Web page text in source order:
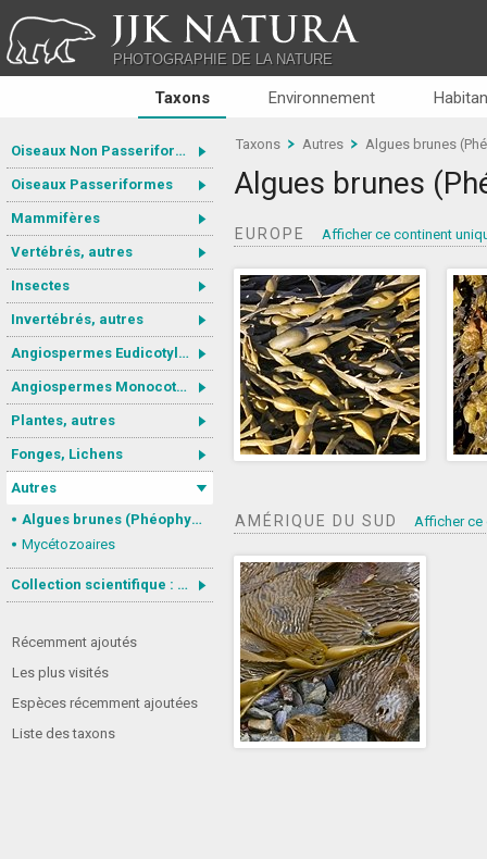
JJK NATURA
PHOTOGRAPHIE DE LA NATURE
Taxons Environnement
Oiseaux Non Passeriformes
Oiseaux Passeriformes
Mammifères
Vertébrés, autres
Insectes
Invertébrés, autres
Angiospermes Eudicotylédones
Angiospermes Monocotylédones
Plantes, autres
Fonges, Lichens
Autres
Algues brunes (Phéophycées)
Mycétozoaires
Collection scientifique : Gastrotricha
Récemment ajoutés
Les plus visités
Espèces récemment ajoutées
Liste des taxons
Taxons Autres Algues brunes
Algues brunes
EUROPE Afficher ce continent
AMÉRIQUE DU SUD Afficher ce